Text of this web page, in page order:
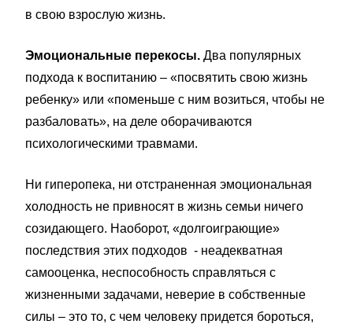
в свою взрослую жизнь.
Эмоциональные перекосы. Два популярных
подхода к воспитанию – «посвятить свою жизнь
ребенку» или «поменьше с ним возиться, чтобы не
разбаловать», на деле оборачиваются
психологическими травмами.
Ни гиперопека, ни отстраненная эмоциональная
холодность не привносят в жизнь семьи ничего
созидающего. Наоборот, «долгоиграющие»
последствия этих подходов - неадекватная
самооценка, неспособность справляться с
жизненными задачами, неверие в собственные
силы – это то, с чем человеку придется бороться,